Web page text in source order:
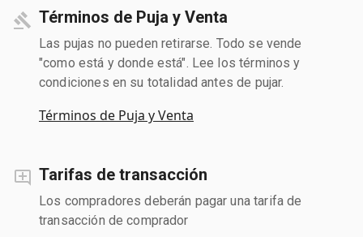
Términos de Puja y Venta
Las pujas no pueden retirarse. Todo se vende
"como está y donde está". Lee los términos y
condiciones en su totalidad antes de pujar.
Términos de Puja y Venta
Tarifas de transacción
Los compradores deberán pagar una tarifa de
transacción de comprador